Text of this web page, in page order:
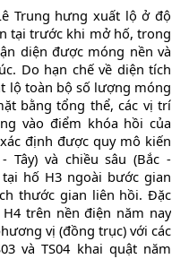
Trung hưng xuất lộ ở độ
tại trước khi mở hố, trong
diện được móng nền và
Do hạn chế về diện tích
lộ toàn bộ số lượng móng
bằng tổng thể, các vị trí
vào điểm khóa hồi của
định được quy mô kiến
Tây) và chiều sâu (Bắc -
hố H3 ngoài bước gian
thước gian liên hồi. Đặc
trên nền điện năm nay
vị (đồng trục) với các
và TS04 khai quật năm